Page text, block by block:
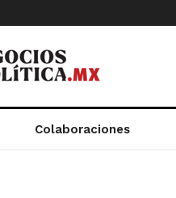
Colaboraciones